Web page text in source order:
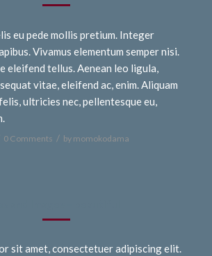
eu pede mollis pretium. Integer
Vivamus elementum semper nisi.
eleifend tellus. Aenean leo ligula,
vitae, eleifend ac, enim. Aliquam
ultricies nec, pellentesque eu,
0 Comments / by momokodama
sit amet, consectetuer adipiscing elit.